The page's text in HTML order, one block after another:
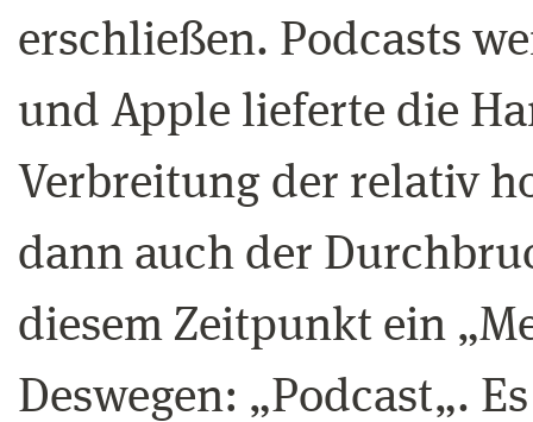
erschließen. Podcasts
und Apple lieferte die
Verbreitung der relativ
dann auch der
diesem Zeitpunkt ein
Deswegen: „Podcast„.